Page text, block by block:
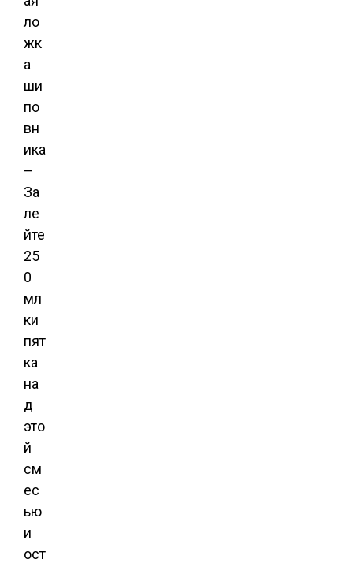
ло
жк
а
ши
по
вн
ика
–
За
ле
йте
25
0
мл
ки
пят
ка
на
д
это
й
см
ес
ью
и
ост